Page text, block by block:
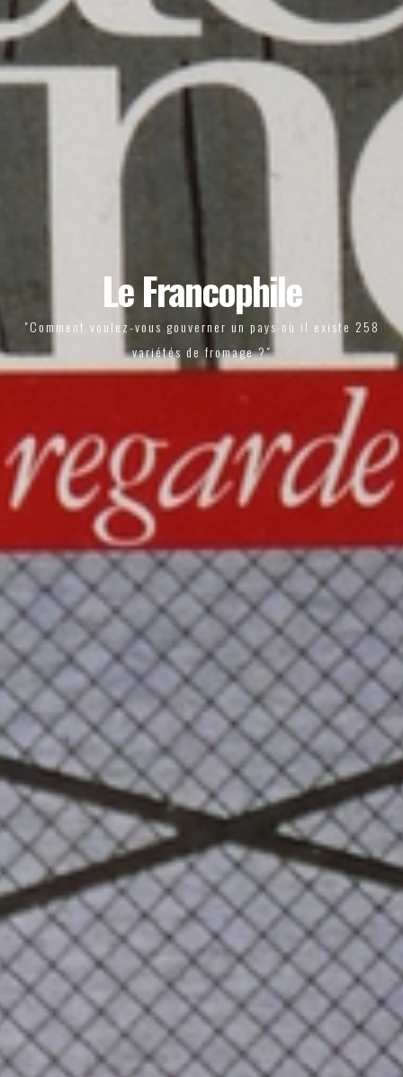
Le Francophile
"Comment voulez-vous gouverner un pays où il existe 258
variétés de fromage ?"